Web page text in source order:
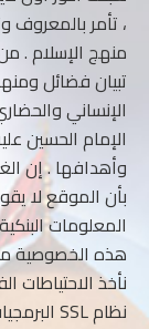
، تأمر
منهج الإسلام .
تبيان فضائل
الإنساني
الإمام الحسين
وأهدافها . إن
بأن الموقع لا
المعلومات
هذه الخصوصية مع
نأخذ الاحتياطات
نظام SSL البرمجيات الآمنة.